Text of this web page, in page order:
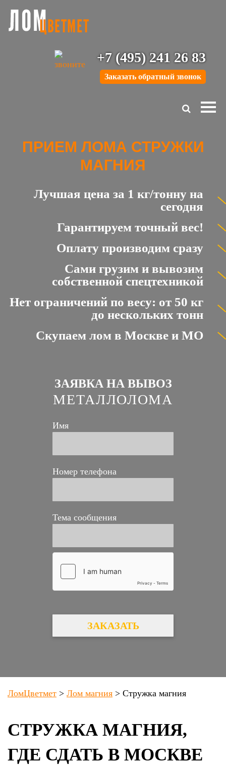
+7 (495) 241 26 83
Заказать обратный звонок
ПРИЕМ ЛОМА СТРУЖКИ
МАГНИЯ
Лучшая цена за 1 кг/тонну на
сегодня
Гарантируем точный вес!
Оплату производим сразу
Сами грузим и вывозим
собственной спецтехникой
Нет ограничений по весу: от 50 кг
до нескольких тонн
Скупаем лом в Москве и МО
ЗАЯВКА НА ВЫВОЗ
МЕТАЛЛОЛОМА
Имя
Номер телефона
Тема сообщения
ЗАКАЗАТЬ
ЛомЦветмет > Лом магния > Стружка магния
СТРУЖКА МАГНИЯ,
ГДЕ СДАТЬ В МОСКВЕ